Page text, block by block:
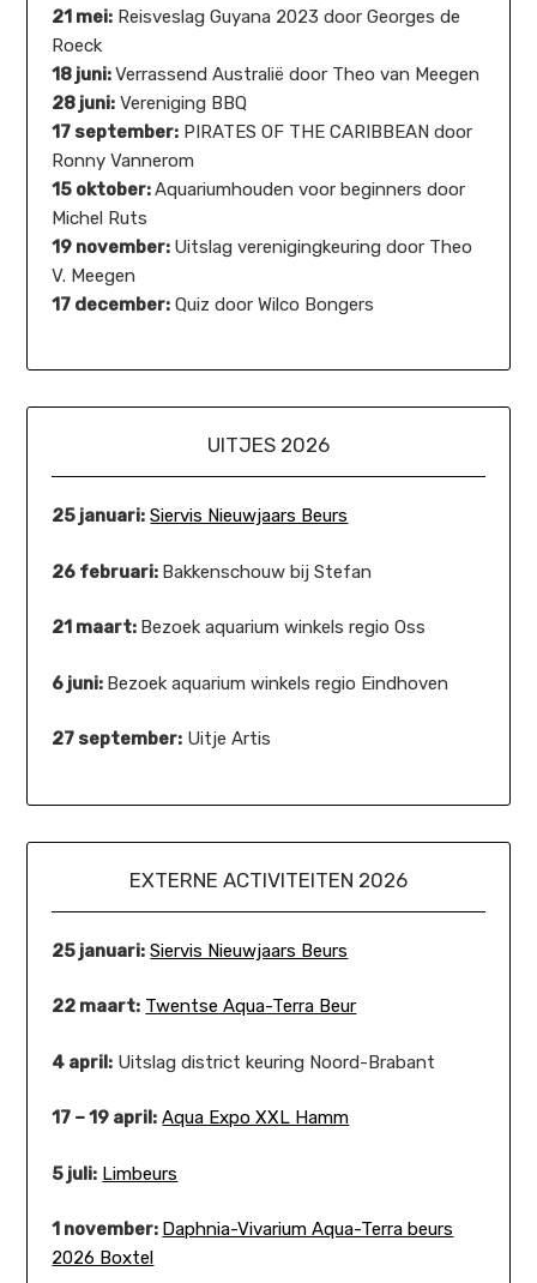
21 mei: Reisveslag Guyana 2023 door Georges de
Roeck
18 juni:Verrassend Australië door Theo van Meegen
28 juni: Vereniging BBQ
17 september: PIRATES OF THE CARIBBEAN door
Ronny Vannerom
15 oktober:Aquariumhouden voor beginners door
Michel Ruts
19 november: Uitslag verenigingkeuring door Theo
V. Meegen
17 december: Quiz door Wilco Bongers
UITJES 2026
25 januari: Siervis Nieuwjaars Beurs
26 februari: Bakkenschouw bij Stefan
21 maart: Bezoek aquarium winkels regio Oss
6 juni: Bezoek aquarium winkels regio Eindhoven
27 september: Uitje Artis
EXTERNE ACTIVITEITEN 2026
25 januari: Siervis Nieuwjaars Beurs
22 maart: Twentse Aqua-Terra Beur
4 april: Uitslag district keuring Noord-Brabant
17 – 19 april: Aqua Expo XXL Hamm
5 juli: Limbeurs
1 november: Daphnia-Vivarium Aqua-Terra beurs
2026 Boxtel